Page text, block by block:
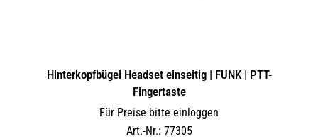
Hinterkopfbügel Headset einseitig | FUNK | PTT-
Fingertaste
Für Preise bitte einloggen
Art.-Nr.: 77305